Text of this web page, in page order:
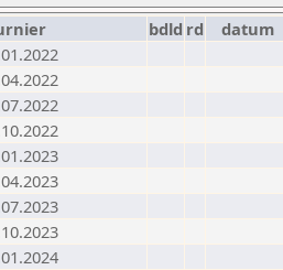
bdld rd
datum